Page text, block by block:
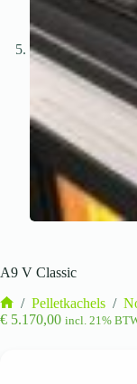
A9 V Classic
Home
/ Pelletkachels /
€ 5.170,00 incl. 21%